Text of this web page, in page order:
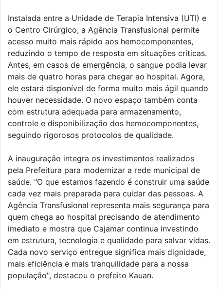
Instalada entre a Unidade de Terapia Intensiva (UTI) e
o Centro Cirúrgico, a Agência Transfusional permite
acesso muito mais rápido aos hemocomponentes,
reduzindo o tempo de resposta em situações críticas.
Antes, em casos de emergência, o sangue podia levar
mais de quatro horas para chegar ao hospital. Agora,
ele estará disponível de forma muito mais ágil quando
houver necessidade. O novo espaço também conta
com estrutura adequada para armazenamento,
controle e disponibilização dos hemocomponentes,
seguindo rigorosos protocolos de qualidade.
A inauguração integra os investimentos realizados
pela Prefeitura para modernizar a rede municipal de
saúde. "O que estamos fazendo é construir uma saúde
cada vez mais preparada para cuidar das pessoas. A
Agência Transfusional representa mais segurança para
quem chega ao hospital precisando de atendimento
imediato e mostra que Cajamar continua investindo
em estrutura, tecnologia e qualidade para salvar vidas.
Cada novo serviço entregue significa mais dignidade,
mais eficiência e mais tranquilidade para a nossa
população", destacou o prefeito Kauan.